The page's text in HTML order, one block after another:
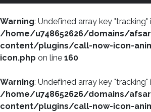
Warning: Undefined array key "tracking"
/home/u748652626/domains/
content/plugins/call-now-icon-
icon.php on line 160
Warning: Undefined array key "tracking"
/home/u748652626/domains/
content/plugins/call-now-icon-